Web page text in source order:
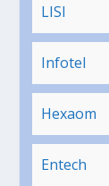
LISI
Infotel
Hexaom
Entech